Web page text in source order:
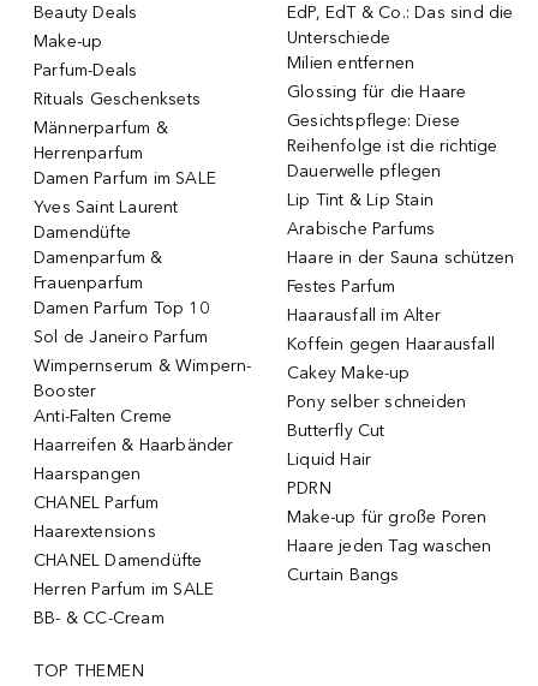
Beauty Deals
Make-up
Parfum-Deals
Rituals Geschenksets
Männerparfum &
Herrenparfum
Damen Parfum im SALE
Yves Saint Laurent
Damendüfte
Damenparfum &
Frauenparfum
Damen Parfum Top 10
Sol de Janeiro Parfum
Wimpernserum & Wimpern-
Booster
Anti-Falten Creme
Haarreifen & Haarbänder
Haarspangen
CHANEL Parfum
Haarextensions
CHANEL Damendüfte
Herren Parfum im SALE
BB- & CC-Cream
EdP, EdT & Co.: Das sind die
Unterschiede
Milien entfernen
Glossing für die Haare
Gesichtspflege: Diese
Reihenfolge ist die richtige
Dauerwelle pflegen
Lip Tint & Lip Stain
Arabische Parfums
Haare in der Sauna schützen
Festes Parfum
Haarausfall im Alter
Koffein gegen Haarausfall
Cakey Make-up
Pony selber schneiden
Butterfly Cut
Liquid Hair
PDRN
Make-up für große Poren
Haare jeden Tag waschen
Curtain Bangs
TOP THEMEN